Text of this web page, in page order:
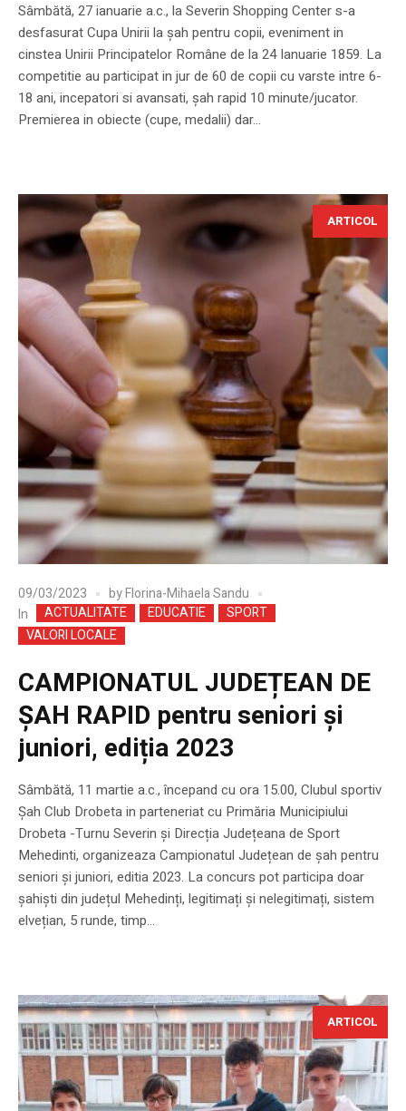
Sâmbătă, 27 ianuarie a.c., la Severin Shopping Center s-a
desfasurat Cupa Unirii la șah pentru copii, eveniment in
cinstea Unirii Principatelor Române de la 24 Ianuarie 1859. La
competitie au participat in jur de 60 de copii cu varste intre 6-
18 ani, incepatori si avansati, șah rapid 10 minute/jucator.
Premierea in obiecte (cupe, medalii) dar...
ARTICOL
09/03/2023 byFlorina-Mihaela Sandu
In
ACTUALITATE EDUCATIE
SPORT
VALORI LOCALE
CAMPIONATUL JUDEȚEAN DE
ȘAH RAPID pentru seniori și
juniori, ediția 2023
Sâmbătă, 11 martie a.c., începand cu ora 15.00, Clubul sportiv
Șah Club Drobeta in parteneriat cu Primăria Municipiului
Drobeta -Turnu Severin și Direcția Județeana de Sport
Mehedinti, organizeaza Campionatul Județean de șah pentru
seniori și juniori, editia 2023. La concurs pot participa doar
șahiști din județul Mehedinți, legitimați și nelegitimați, sistem
elvețian, 5 runde, timp...
ARTICOL